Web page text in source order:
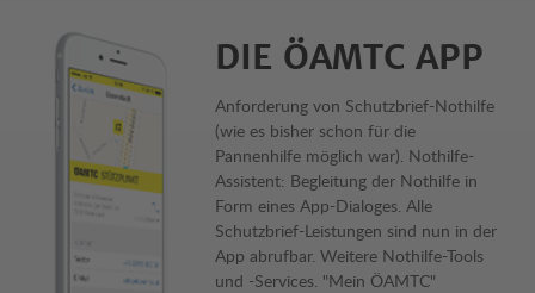
DIE ÖAMTC APP
Anforderung von Schutzbrief-Nothilfe
(wie es bisher schon für die
Pannenhilfe möglich war). Nothilfe-
Assistent: Begleitung der Nothilfe in
Form eines App-Dialoges. Alle
Schutzbrief-Leistungen sind nun in der
App abrufbar. Weitere Nothilfe-Tools
und -Services. "Mein ÖAMTC"